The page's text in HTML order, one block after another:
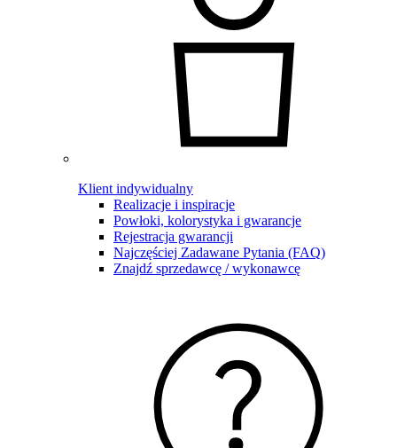
Klient indywidualny
Realizacje i inspiracje
Powłoki, kolorystyka i gwarancje
Rejestracja gwarancji
Najczęściej Zadawane Pytania (FAQ)
Znajdź sprzedawcę / wykonawcę